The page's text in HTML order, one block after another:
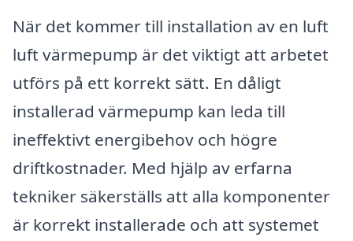
När det kommer till installation av en luft
luft värmepump är det viktigt att arbetet
utförs på ett korrekt sätt. En dåligt
installerad värmepump kan leda till
ineffektivt energibehov och högre
driftkostnader. Med hjälp av erfarna
tekniker säkerställs att alla komponenter
är korrekt installerade och att systemet